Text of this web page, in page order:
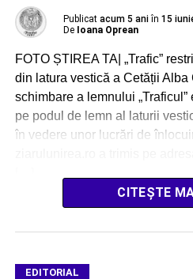
Publicat acum 5 ani în 15
De Ioana Oprean
FOTO ȘTIREA TA| „Trafic”
din latura vestică a Cetății
schimbare a lemnului
pe podul de lemn al laturii
în vedere unor lucrări de
CITEȘTE
EDITORIAL